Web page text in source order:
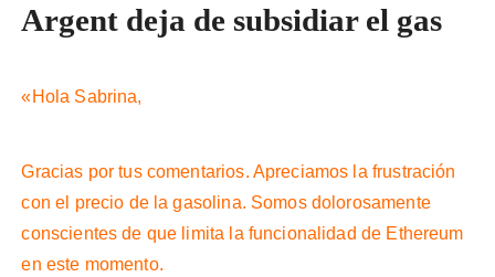
Argent deja de subsidiar el gas
«Hola Sabrina,
Gracias por tus comentarios. Apreciamos la frustración
con el precio de la gasolina. Somos dolorosamente
conscientes de que limita la funcionalidad de Ethereum
en este momento.